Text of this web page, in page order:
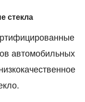
стекла
автомобильных